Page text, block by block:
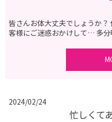
皆さんお体大丈夫でしょうか
客様にご迷惑おかけして… 多
2024/02/24
忙しくて